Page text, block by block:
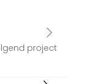
project